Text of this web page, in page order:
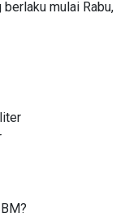
mulai Rabu,